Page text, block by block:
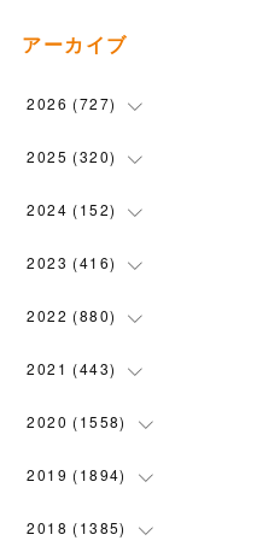
アーカイブ
2026 (727)
(18)
(104
( 110
( 119
2025 (320)
(90)
( 100
(72)
( 4 )
2024 (152)
(5 )
(5)
( 7 )
( 6 )
2023 (416)
(28)
( 58)
( 45)
( 69 )
2022 (880)
(31)
(64)
(76 )
( 71 )
2021 (443)
(54)
(91)
(63)
2020 (1558)
(107)
(132)
2019 (1894)
(113)
2018 (1385)